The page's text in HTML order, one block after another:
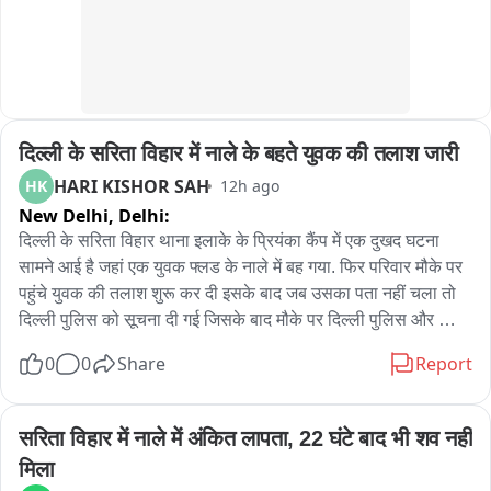
बरामदगी:
- 1 देशी सेमी-ऑटोमैटिक पिस्टल
- 4 जिंदा कारतूस
- 1 ड्रैगन चाकू
रिपोर्ट - राकेश चावला
उत्तर पूर्व जिला
दिल्ली के सरिता विहार में नाले के बहते युवक की तलाश जारी
HK HARI KISHOR SAH 12h ago
New Delhi, Delhi:
दिल्ली के सरिता विहार थाना इलाके के प्रियंका कैंप में एक दुखद घटना
सामने आई है जहां एक युवक फ्लड के नाले में बह गया. फिर परिवार मौके पर
पहुंचे युवक की तलाश शुरू कर दी इसके बाद जब उसका पता नहीं चला तो
दिल्ली पुलिस को सूचना दी गई जिसके बाद मौके पर दिल्ली पुलिस और
कहीं पता नहीं चल पाया है. फिलहाल गोताखोरों की टीम के द्वारा युवक की
हुई है इस बारिश में दिल्ली पूरी तरह पानी पानी हो गई दिल्ली की सड़क और
कॉलोनियों में 3 से 4 फीट जलभराव देखा गया इससे यातायात पूरी तरह
बाधित हो गया. मदनपुर खादर इलाके के प्रियंका कैंप में एक युवक फ्लड के
0 0 Share Report
सरिता विहार में नाले में अंकित लापता, 22 घंटे बाद भी शव नहीं
मिला